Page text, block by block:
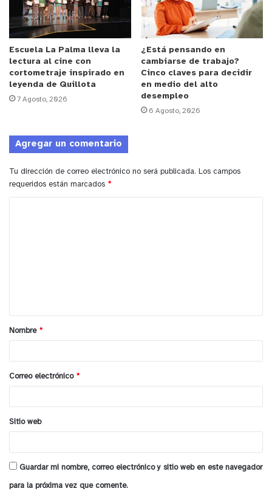
Corporación de Deportes de la Municipalidad de
Zapallar, lo que ha permitido fortalecer su
desarrollo y proyección, manteniendo estándares
adecuados tanto en lo deportivo como en lo
organizativo.
Desde la organización informaron que las bases e
Primera División— pueden solicitarse a través de
los números de contacto indicados en el afiche
oficial del torneo, instancia en la que también se
entrega información detallada sobre fechas,
y tú, ¿qué opinas?
Escuela La Palma lleva la
lectura al cine con
cortometraje inspirado en
leyenda de Quillota
7 Agosto, 2026
¿Está pensando en
cambiarse de trabajo?
Cinco claves para decidir
en medio del alto
desempleo
6 Agosto, 2026
Agregar un comentario
Tu dirección de correo electrónico no será publicada. Los campos
requeridos están marcados *
a
r
*
Nombre *
Correo electrónico *
Sitio web
Guardar mi nombre, correo electrónico y sitio web en este navegador
para la próxima vez que comente.